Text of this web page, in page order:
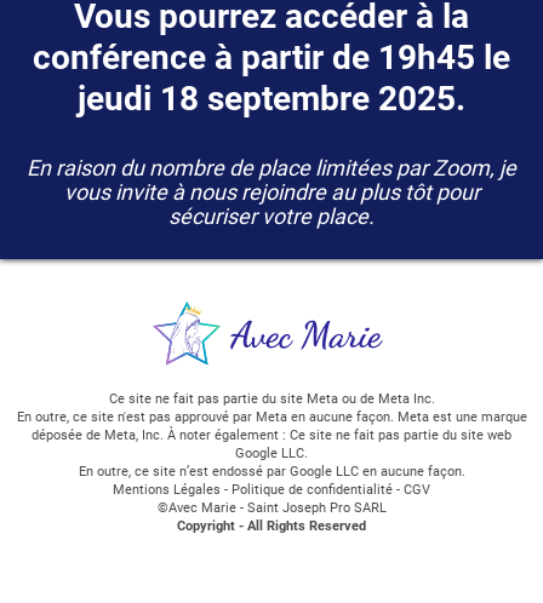
Vous pourrez accéder à la
conférence à partir de 19h45 le
jeudi 18 septembre 2025.
En raison du nombre de place limitées par Zoom, je
vous invite à nous rejoindre au plus tôt pour
sécuriser votre place.
Ce site ne fait pas partie du site Meta ou de Meta Inc.
En outre, ce site n'est pas approuvé par Meta en aucune façon. Meta est une marque
déposée de Meta, Inc. À noter également : Ce site ne fait pas partie du site web
Google LLC.
En outre, ce site n’est endossé par Google LLC en aucune façon.
Mentions Légales - Politique de confidentialité - CGV
©Avec Marie - Saint Joseph Pro SARL
Copyright - All Rights Reserved